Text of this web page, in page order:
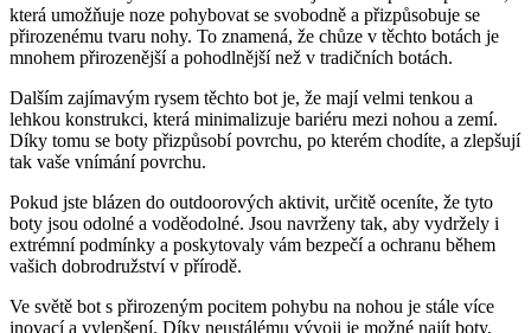
která umožňuje ‍noze pohybovat ​se svobodně ⁤a přizpůsobuje se⁤
přirozenému ⁤tvaru nohy. To znamená, že chůze v ⁤těchto botách je
mnohem⁣ přirozenější a pohodlnější‍ než v tradičních botách.
Dalším zajímavým rysem těchto bot je,‍ že mají velmi tenkou a
lehkou konstrukci, která⁢ minimalizuje bariéru mezi nohou a⁢ zemí.
⁢Díky tomu‍ se boty přizpůsobí povrchu,​ po kterém chodíte, a zlepšují
tak vaše ⁤vnímání povrchu.
Pokud jste blázen do outdoorových aktivit, určitě oceníte, že tyto
boty jsou odolné a voděodolné. Jsou‌ navrženy ‌tak, aby vydržely i
extrémní ⁢podmínky a poskytovaly vám bezpečí a ochranu během‌
vašich dobrodružství v přírodě.
Ve světě⁤ bot s přirozeným pocitem ‌pohybu na⁢ nohou je ‍stále více⁤
inovací ⁣a ‍vylepšení. Díky neustálému vývoji je možné najít boty,